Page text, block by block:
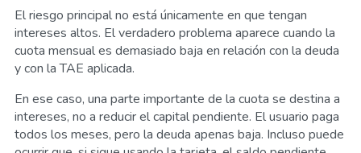
El riesgo principal no está únicamente en que tengan
intereses altos. El verdadero problema aparece cuando la
cuota mensual es demasiado baja en relación con la deuda
y con la TAE aplicada.
En ese caso, una parte importante de la cuota se destina a
intereses, no a reducir el capital pendiente. El usuario paga
todos los meses, pero la deuda apenas baja. Incluso puede